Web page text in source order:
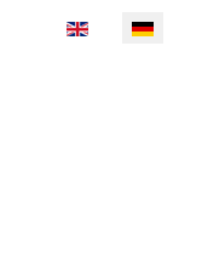
Sprache